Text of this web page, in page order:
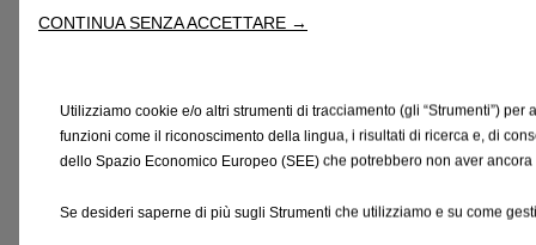
CONTINUA SENZA ACCETTARE →
Utilizziamo cookie e/o altri strumenti di tracciamento (gli “Strumenti”)
funzioni come il riconoscimento della lingua, i risultati di ricerca e, di
dello Spazio Economico Europeo (SEE) che potrebbero non aver
Se desideri saperne di più sugli Strumenti che utilizziamo e su come